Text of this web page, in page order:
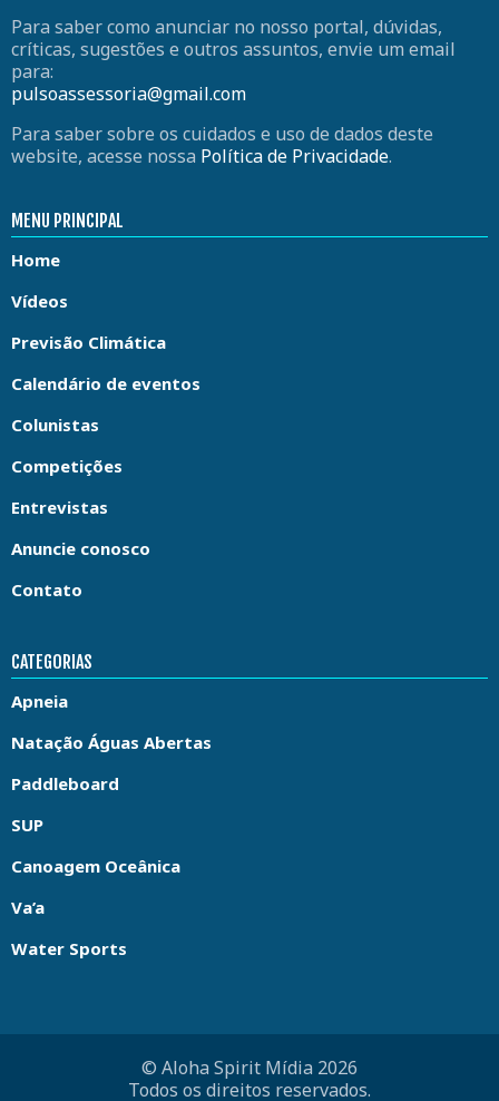
Para saber como anunciar no nosso portal, dúvidas,
críticas, sugestões e outros assuntos, envie um email
para:
pulsoassessoria@gmail.com
Para saber sobre os cuidados e uso de dados deste
website, acesse nossa Política de Privacidade.
MENU PRINCIPAL
Home
Vídeos
Previsão Climática
Calendário de eventos
Colunistas
Competições
Entrevistas
Anuncie conosco
Contato
CATEGORIAS
Apneia
Natação Águas Abertas
Paddleboard
SUP
Canoagem Oceânica
Va’a
Water Sports
© Aloha Spirit Mídia 2026
Todos os direitos reservados.